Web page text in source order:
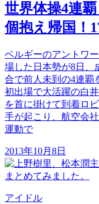
世界体操4連
個抱え帰国！
ベルギーのアントワ
場した日本勢が8日、
合で前人未到の4連覇
初出場で大活躍の白
を首に掛けて到着ロ
手が起こり、航空会
運動で
2013年10月8日
アイドル